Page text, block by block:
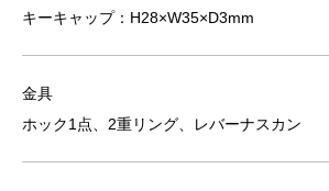
キーキャップ：H28×W35×D3mm
金具
ホック1点、2重リング、レバーナスカン